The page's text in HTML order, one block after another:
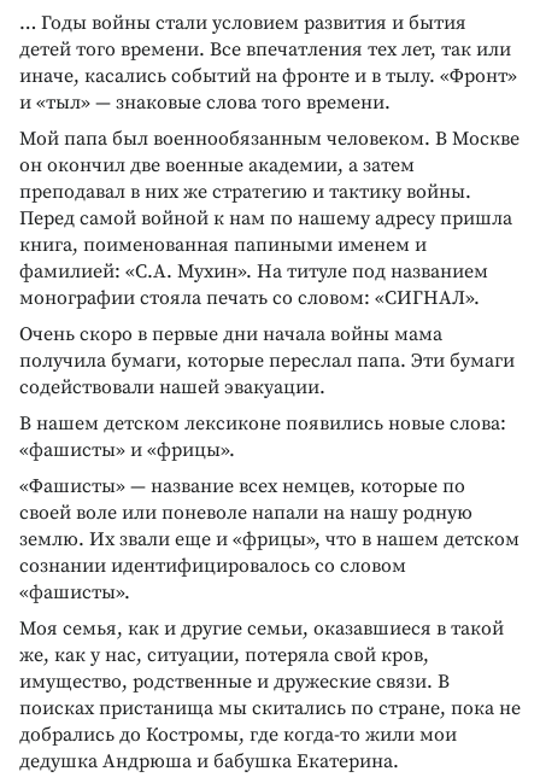
… Годы войны стали условием развития и бытия
детей того времени. Все впечатления тех лет, так или
иначе, касались событий на фронте и в тылу. «Фронт»
и «тыл» — знаковые слова того времени.
Мой папа был военнообязанным человеком. В Москве
он окончил две военные академии, а затем
преподавал в них же стратегию и тактику войны.
Перед самой войной к нам по нашему адресу пришла
книга, поименованная папиными именем и
фамилией: «С.А. Мухин». На титуле под названием
монографии стояла печать со словом: «СИГНАЛ».
Очень скоро в первые дни начала войны мама
получила бумаги, которые переслал папа. Эти бумаги
содействовали нашей эвакуации.
В нашем детском лексиконе появились новые слова:
«фашисты» и «фрицы».
«Фашисты» — название всех немцев, которые по
своей воле или поневоле напали на нашу родную
землю. Их звали еще и «фрицы», что в нашем детском
сознании идентифицировалось со словом
«фашисты».
Моя семья, как и другие семьи, оказавшиеся в такой
же, как у нас, ситуации, потеряла свой кров,
имущество, родственные и дружеские связи. В
поисках пристанища мы скитались по стране, пока не
добрались до Костромы, где когда-то жили мои
дедушка Андрюша и бабушка Екатерина.